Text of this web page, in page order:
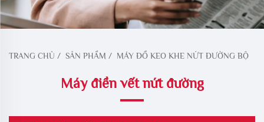
TRANG CHỦ / SẢN PHẨM / MÁY ĐỔ KEO KHE NỨT ĐƯỜNG BỘ
Máy điền vết nứt đường